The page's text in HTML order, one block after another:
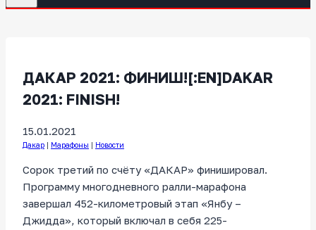
ДАКАР 2021: ФИНИШ![:EN]DAKAR
2021: FINISH!
15.01.2021
Дакар | Марафоны | Новости
Сорок третий по счёту «ДАКАР» финишировал.
Программу многодневного ралли-марафона
завершал 452-километровый этап «Янбу –
Джидда», который включал в себя 225-